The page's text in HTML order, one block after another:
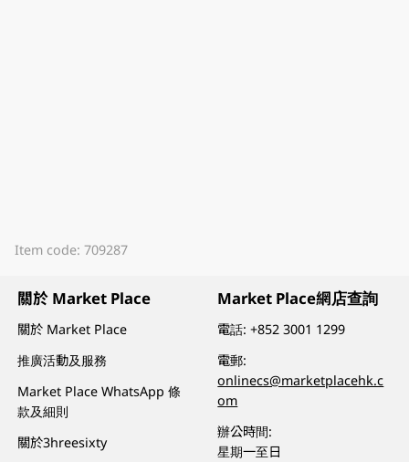
Item code: 709287
關於 Market Place
關於 Market Place
推廣活動及服務
Market Place WhatsApp 條
款及細則
關於3hreesixty
Market Place網店查詢
電話:+852 3001 1299
電郵:
onlinecs@marketplacehk.c
om
辦公時間:
星期一至日